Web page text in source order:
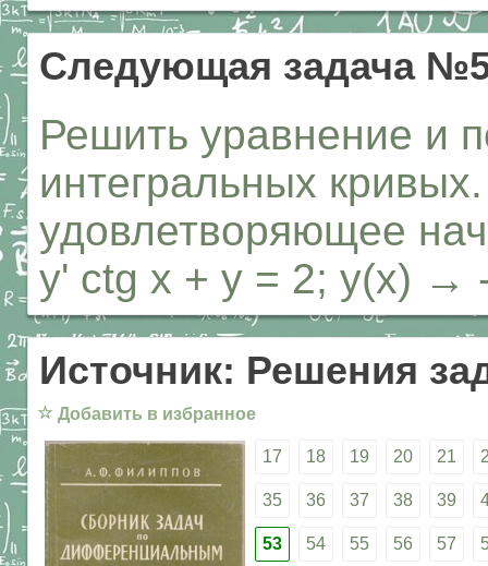
Следующая задача
Решить уравнение и
интегральных
удовлетворяющее
y' ctg x + y = 2; y(x) →
Источник: Решения
☆ Добавить в избранное
17 18 19 20 21
35 36 37 38 39
53 54 55 56 57